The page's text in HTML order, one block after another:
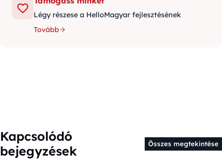
Légy részese a HelloMagyar fejlesztésének
Tovább
Kapcsolódó
bejegyzések
Összes megtekintése